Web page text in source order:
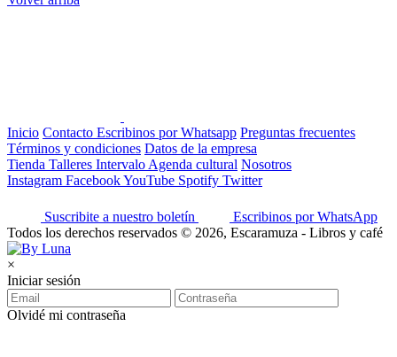
Inicio Contacto Escribinos por Whatsapp Preguntas frecuentes
Términos y condiciones Datos de la empresa
Tienda Talleres Intervalo Agenda cultural Nosotros
Instagram FacebookYouTube Spotify Twitter
Suscribite a nuestro boletín
Escribinos por WhatsApp
Todos los derechos reservados © 2026, Escaramuza - Libros y café
×
Iniciar sesión
Olvidé mi contraseña